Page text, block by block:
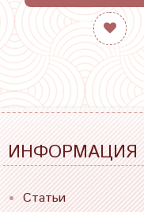
ИНФОРМАЦИЯ
Статьи